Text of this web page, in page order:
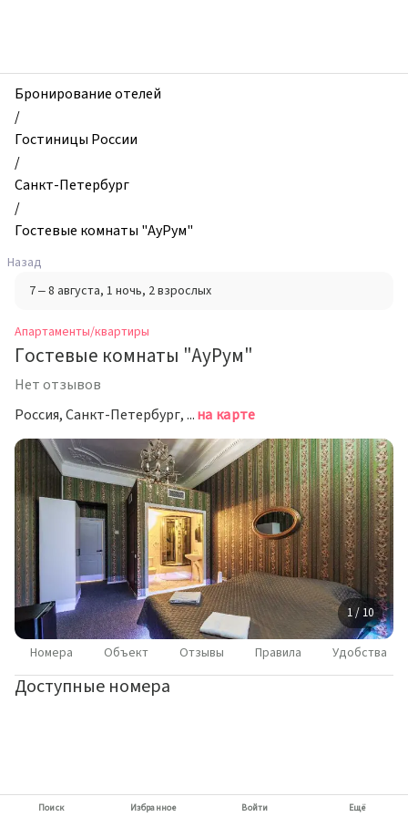
и
квартиры,
Гостевые
комнаты
"АуРум",
Санкт-
Петербург,
Россия
Бронирование отелей
/
Гостиницы России
/
Санкт-Петербург
/
Гостевые комнаты "АуРум"
Назад
7 – 8 августа, 1 ночь, 2 взрослых
Апартаменты/квартиры
Гостевые комнаты "АуРум"
Нет отзывов
Россия, Санкт-Петербург, 7-я линия Васильевского острова, 26на карте
1 / 10
Номера Объект Отзывы Правила Удобства
Доступные номера
Поиск Избранное Войти Ещё